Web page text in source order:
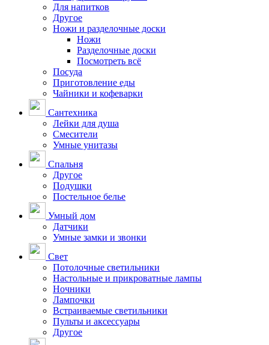
Для напитков
Другое
Ножи и разделочные доски
Ножи
Разделочные доски
Посмотреть всё
Посуда
Приготовление еды
Чайники и кофеварки
Сантехника
Лейки для душа
Смесители
Умные унитазы
Спальня
Другое
Подушки
Постельное белье
Умный дом
Датчики
Умные замки и звонки
Свет
Потолочные светильники
Настольные и прикроватные лампы
Ночники
Лампочки
Встраиваемые светильники
Пульты и аксессуары
Другое